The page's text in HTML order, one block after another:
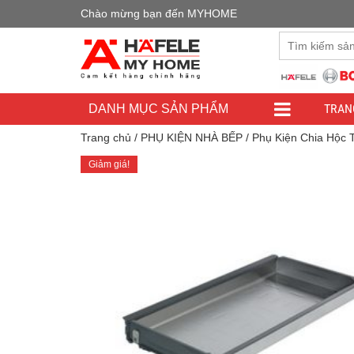
Chào mừng bạn đến MYHOME
DANH MỤC SẢN PHẨM
Trang chủ / PHỤ KIỆN NHÀ BẾP / Phụ Kiện Chia Hộc
Giảm giá!
Đây là cửa